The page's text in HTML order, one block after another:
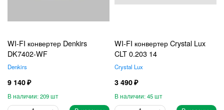
WI-FI конвертер Denkirs
DK7402-WF
Denkirs
9 140
209
WI-FI конвертер Crystal Lux
CLT 0.203 14
Crystal Lux
3 490
45